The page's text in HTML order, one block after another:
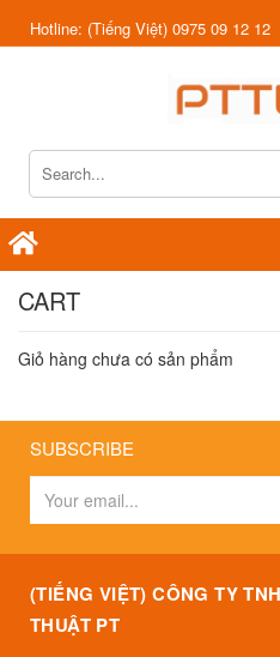
Hotline: (Tiếng Việt) 0975 09 12 12
CART
Giỏ hàng chưa có sản phẩm
SUBSCRIBE
(TIẾNG VIỆT) CÔNG TY
THUẬT PT